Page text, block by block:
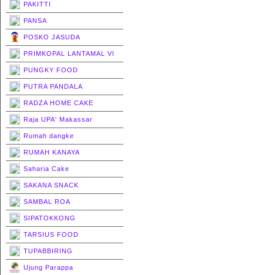
PAKITTI
PANSA
POSKO JASUDA
PRIMKOPAL LANTAMAL VI
PUNGKY FOOD
PUTRA PANDALA
RADZA HOME CAKE
Raja UPA' Makassar
Rumah dangke
RUMAH KANAYA
Saharia Cake
SAKANA SNACK
SAMBAL ROA
SIPATOKKONG
TARSIUS FOOD
TUPABBIRING
Ujung Parappa